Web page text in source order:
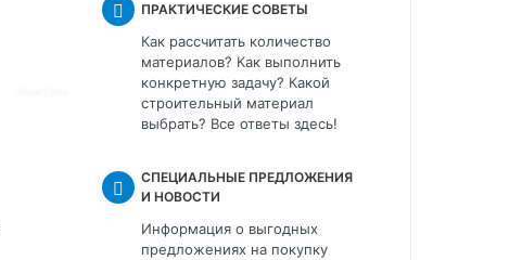
ПРАКТИЧЕСКИЕ СОВЕТЫ
Как рассчитать количество
материалов? Как выполнить
конкретную задачу? Какой
строительный материал
выбрать? Все ответы здесь!
СПЕЦИАЛЬНЫЕ ПРЕДЛОЖЕНИЯ
И НОВОСТИ
Информация о выгодных
предложениях на покупку